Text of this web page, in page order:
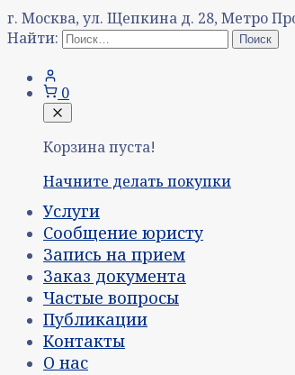
г. Москва, ул. Щепкина д. 28, Метро
Найти:
0
Корзина пуста!
Начните делать покупки
Услуги
Сообщение юристу
Запись на прием
Заказ документа
Частые вопросы
Публикации
Контакты
О нас